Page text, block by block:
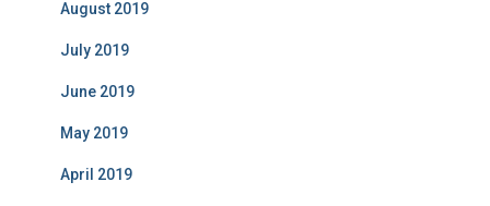
August 2019
July 2019
June 2019
May 2019
April 2019